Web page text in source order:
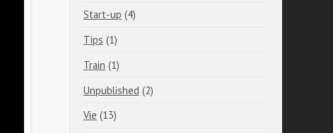
Start-up (4)
Tips (1)
Train (1)
Unpublished (2)
Vie (13)